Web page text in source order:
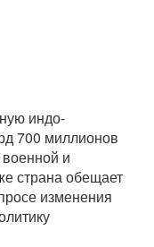
индо-
700 миллионов
и
страна обещает
изменения